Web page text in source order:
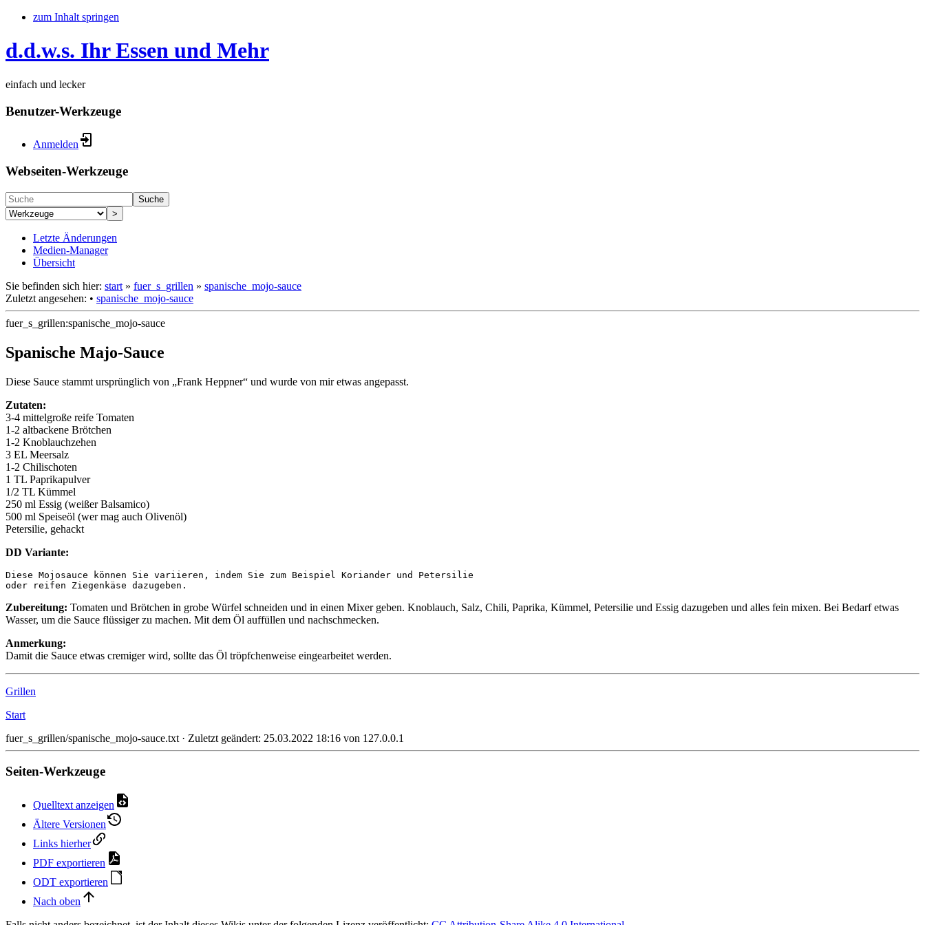
zum Inhalt springen
d.d.w.s. Ihr Essen und Mehr
einfach und lecker
Benutzer-Werkzeuge
Anmelden
Webseiten-Werkzeuge
Suche
>
Letzte Änderungen
Medien-Manager
Übersicht
Sie befinden sich hier: start » fuer_s_grillen » spanische_mojo-sauce
Zuletzt angesehen: • spanische_mojo-sauce
fuer_s_grillen:spanische_mojo-sauce
Spanische Majo-Sauce
Diese Sauce stammt ursprünglich von „Frank Heppner“ und wurde von mir etwas angepasst.
Zutaten:
3-4 mittelgroße reife Tomaten
1-2 altbackene Brötchen
1-2 Knoblauchzehen
3 EL Meersalz
1-2 Chilischoten
1 TL Paprikapulver
1/2 TL Kümmel
250 ml Essig (weißer Balsamico)
500 ml Speiseöl (wer mag auch Olivenöl)
Petersilie, gehackt
DD Variante:
Diese Mojosauce können Sie variieren, indem Sie zum Beispiel Koriander und Petersilie
oder reifen Ziegenkäse dazugeben.
Zubereitung: Tomaten und Brötchen in grobe Würfel schneiden und in einen Mixer geben. Knoblauch, Salz, Chili, Paprika, Kümmel, Petersilie und Essig dazugeben und alles fein mixen. Bei Bedarf etwas
Wasser, um die Sauce flüssiger zu machen. Mit dem Öl auffüllen und nachschmecken.
Anmerkung:
Damit die Sauce etwas cremiger wird, sollte das Öl tröpfchenweise eingearbeitet werden.
Grillen
Start
fuer_s_grillen/spanische_mojo-sauce.txt · Zuletzt geändert: 25.03.2022 18:16 von 127.0.0.1
Seiten-Werkzeuge
Quelltext anzeigen
Ältere Versionen
Links hierher
PDF exportieren
ODT exportieren
Nach oben